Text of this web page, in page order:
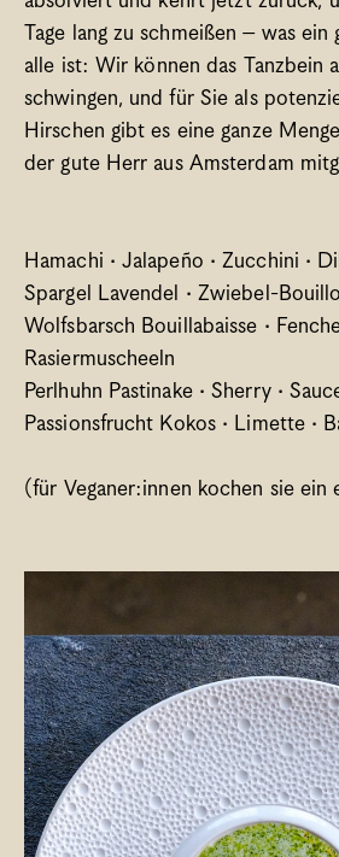
Tage lang zu schmeißen – was
alle ist: Wir können das Tanzbein
schwingen, und für Sie als
Hirschen gibt es eine ganze
der gute Herr aus Amsterdam
Hamachi · Jalapeño · Zucchini ·
Spargel Lavendel · Zwiebel-
Wolfsbarsch Bouillabaisse ·
Rasiermuscheeln
Perlhuhn Pastinake · Sherry ·
Passionsfrucht Kokos · Limette ·
(für Veganer:innen kochen sie ein